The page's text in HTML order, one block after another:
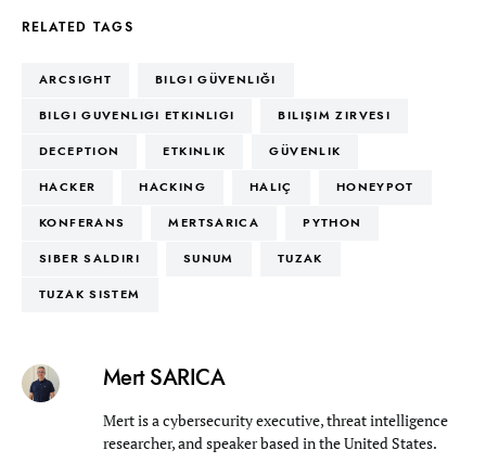
RELATED TAGS
ARCSIGHT BILGI GÜVENLIĞI
BILGI GUVENLIGI ETKINLIGI BILIŞIM ZIRVESI
DECEPTION ETKINLIK GÜVENLIK
HACKER HACKING HALIÇ HONEYPOT
KONFERANS MERTSARICA PYTHON
SIBER SALDIRI SUNUM TUZAK
TUZAK SISTEM
Mert SARICA
Mert is a cybersecurity executive, threat intelligence
researcher, and speaker based in the United States.